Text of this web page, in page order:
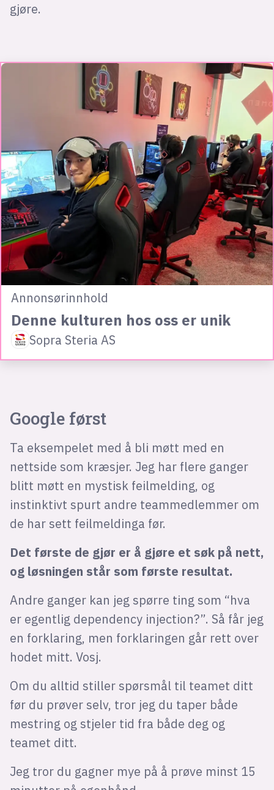
gjøre.
Annonsørinnhold
Denne kulturen hos oss er unik
Sopra Steria AS
Google først
Ta eksempelet med å bli møtt med en
nettside som kræsjer. Jeg har flere ganger
blitt møtt en mystisk feilmelding, og
instinktivt spurt andre teammedlemmer om
de har sett feilmeldinga før.
Det første de gjør er å gjøre et søk på nett,
og løsningen står som første resultat.
Andre ganger kan jeg spørre ting som “hva
er egentlig dependency injection?”. Så får jeg
en forklaring, men forklaringen går rett over
hodet mitt. Vosj.
Om du alltid stiller spørsmål til teamet ditt
før du prøver selv, tror jeg du taper både
mestring og stjeler tid fra både deg og
teamet ditt.
Jeg tror du gagner mye på å prøve minst 15